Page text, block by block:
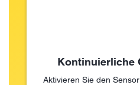
Kontinuierliche
Aktivieren Sie den